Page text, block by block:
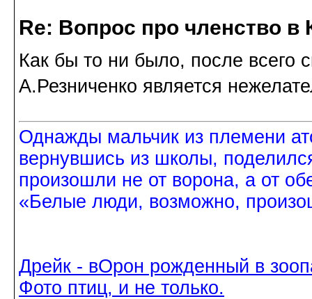
Re: Вопрос про членство в
Как бы то ни было, после всего
А.Резниченко является
Однажды мальчик из племени
вернувшись из школы,
произошли не от ворона, а от
«Белые люди, возможно,
Дрейк - вОрон рожденный в
Фото птиц, и не только.